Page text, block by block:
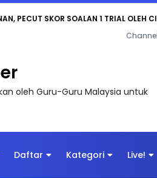
: PAHLAWAN DIGITAL PENYELAMAT
oleh Guru-Guru Malaysia untuk
Daftar Kategori Live!